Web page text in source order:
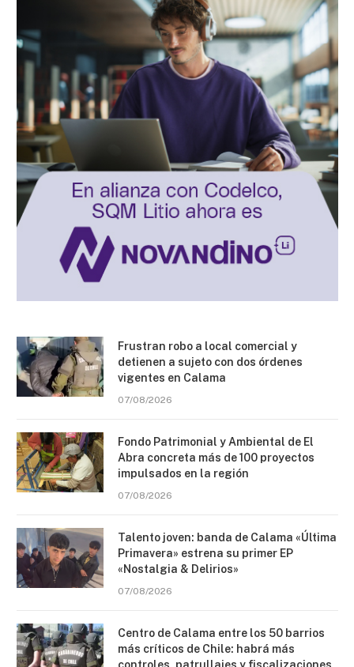
Frustran robo a local comercial y
detienen a sujeto con dos órdenes
vigentes en Calama
07/08/2026
Fondo Patrimonial y Ambiental de El
Abra concreta más de 100 proyectos
impulsados en la región
07/08/2026
Talento joven: banda de Calama «Última
Primavera» estrena su primer EP
«Nostalgia & Delirios»
07/08/2026
Centro de Calama entre los 50 barrios
más críticos de Chile: habrá más